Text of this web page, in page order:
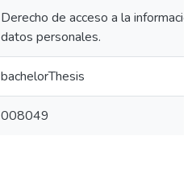
Derecho de acceso a la
datos personales.
bachelorThesis
008049